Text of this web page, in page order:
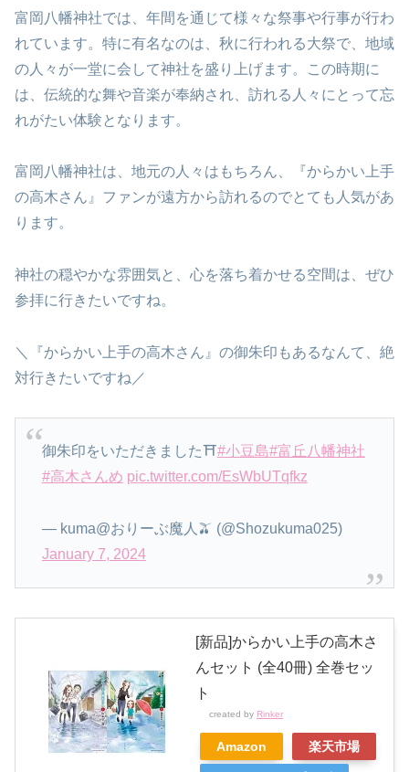
富岡八幡神社では、年間を通じて様々な祭事や行事が行わ
れています。特に有名なのは、秋に行われる大祭で、地域
の人々が一堂に会して神社を盛り上げます。この時期に
は、伝統的な舞や音楽が奉納され、訪れる人々にとって忘
れがたい体験となります。
富岡八幡神社は、地元の人々はもちろん、『からかい上手
の高木さん』ファンが遠方から訪れるのでとても人気があ
ります。
神社の穏やかな雰囲気と、心を落ち着かせる空間は、ぜひ
参拝に行きたいですね。
＼『からかい上手の高木さん』の御朱印もあるなんて、絶
対行きたいですね／
御朱印をいただきました⛩#小豆島#富丘八幡神社
#高木さんめ pic.twitter.com/EsWbUTqfkz
— kuma@おりーぶ魔人🫒 (@Shozukuma025)
January 7, 2024
[新品]からかい上手の高木さ
んセット (全40冊) 全巻セッ
ト
created by Rinker
Amazon 楽天市場